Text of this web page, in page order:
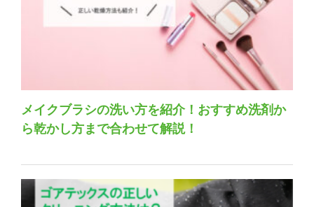
メイクブラシの洗い方を紹介！おすすめ洗剤か
ら乾かし方まで合わせて解説！